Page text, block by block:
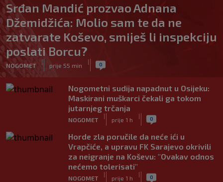
Srđan Mandić prozvao Adnana
Džemidžića: Molio sam te da ne
zatvarate Koševo, smiješ li inspekciju
poslati Borcu?
NOGOMET
|
prije 55 min
| 0
Nogometni sudija napadnut u Osijeku:
Maskirani muškarci čekali ga tokom
jutarnjeg trčanja
NOGOMET
|
prije 1 h
| 0
Horde zla poručile da neće ići u
Vrapčiće, a upravu FK Sarajevo okrivili
za neigranje na Koševu: "Ovakav odnos
nećemo tolerisati"
NOGOMET
|
prije 1 h
| 0